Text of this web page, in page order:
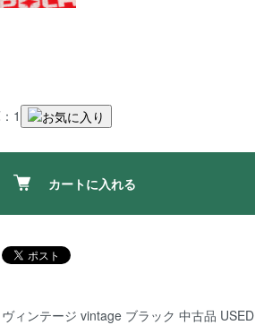
1
カートに入れる
ヴィンテージ vintage ブラック 中古品 USED